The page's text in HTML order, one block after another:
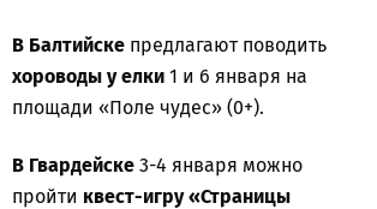
В Балтийске предлагают поводить
хороводы у елки 1 и 6 января на
площади «Поле чудес» (0+).
В Гвардейске 3-4 января можно
пройти квест-игру «Страницы